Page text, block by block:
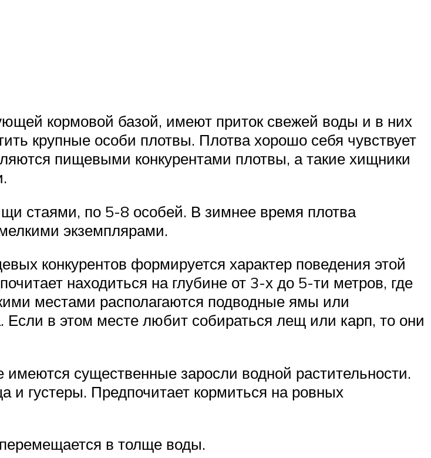
кормовой базой, имеют приток свежей воды и в них
крупные особи плотвы. Плотва хорошо себя чувствует
пищевыми конкурентами плотвы, а такие хищники
стаями, по 5-8 особей. В зимнее время плотва
экземплярами.
конкурентов формируется характер поведения этой
находиться на глубине от 3-х до 5-ти метров, где
местами располагаются подводные ямы или
Если в этом месте любит собираться лещ или карп, то они
имеются существенные заросли водной растительности.
густеры. Предпочитает кормиться на ровных
в толще воды.